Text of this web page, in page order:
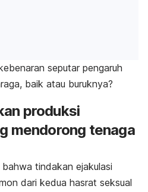
seputar pengaruh
baik atau buruknya?
produksi
mendorong tenaga
tindakan ejakulasi
dari kedua hasrat seksual